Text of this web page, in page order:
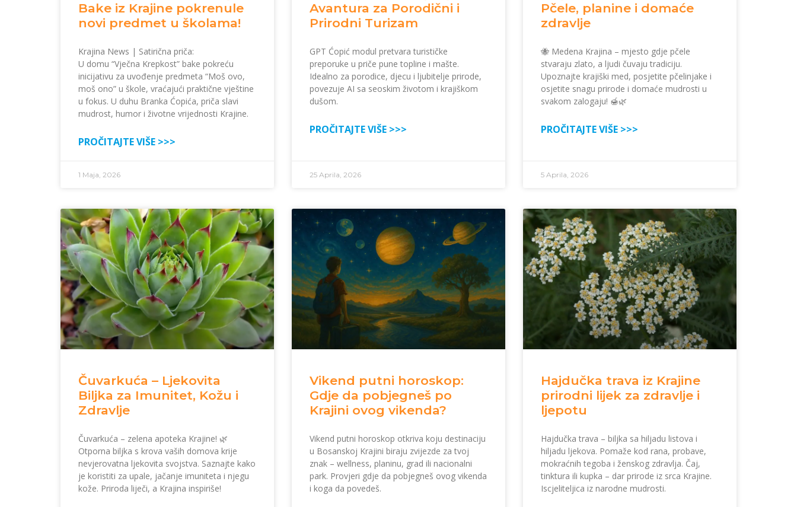
Bake iz Krajine pokrenule
novi predmet u školama!
Krajina News | Satirična priča:
U domu “Vječna Krepkost” bake pokreću
inicijativu za uvođenje predmeta “Moš ovo,
moš ono” u škole, vraćajući praktične vještine
u fokus. U duhu Branka Ćopića, priča slavi
mudrost, humor i životne vrijednosti Krajine.
PROČITAJTE VIŠE >>>
1 Maja, 2026
Avantura za Porodični i
Prirodni Turizam
GPT Ćopić modul pretvara turističke
preporuke u priče pune topline i mašte.
Idealno za porodice, djecu i ljubitelje prirode,
povezuje AI sa seoskim životom i krajiškom
dušom.
PROČITAJTE VIŠE >>>
25 Aprila, 2026
Pčele, planine i domaće
zdravlje
🐝 Medena Krajina – mjesto gdje pčele
stvaraju zlato, a ljudi čuvaju tradiciju.
Upoznajte krajiški med, posjetite pčelinjake i
osjetite snagu prirode i domaće mudrosti u
svakom zalogaju! 🍯🌿
PROČITAJTE VIŠE >>>
5 Aprila, 2026
Čuvarkuća – Ljekovita
Biljka za Imunitet, Kožu i
Zdravlje
Čuvarkuća – zelena apoteka Krajine! 🌿
Otporna biljka s krova vaših domova krije
nevjerovatna ljekovita svojstva. Saznajte kako
je koristiti za upale, jačanje imuniteta i njegu
kože. Priroda liječi, a Krajina inspiriše!
Vikend putni horoskop:
Gdje da pobjegneš po
Krajini ovog vikenda?
Vikend putni horoskop otkriva koju destinaciju
u Bosanskoj Krajini biraju zvijezde za tvoj
znak – wellness, planinu, grad ili nacionalni
park. Provjeri gdje da pobjegneš ovog vikenda
i koga da povedeš.
Hajdučka trava iz Krajine
prirodni lijek za zdravlje i
ljepotu
Hajdučka trava – biljka sa hiljadu listova i
hiljadu ljekova. Pomaže kod rana, probave,
mokraćnih tegoba i ženskog zdravlja. Čaj,
tinktura ili kupka – dar prirode iz srca Krajine.
Iscjeliteljica iz narodne mudrosti.